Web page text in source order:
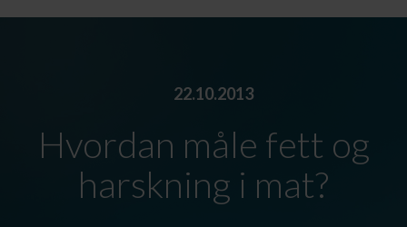
22.10.2013
Hvordan måle fett og
harskning i mat?